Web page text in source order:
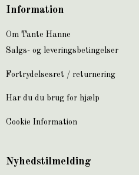
Information
Om Tante Hanne
Salgs- og leveringsbetingelser
Fortrydelsesret / returnering
Har du du brug for hjælp
Cookie Information
Nyhedstilmelding